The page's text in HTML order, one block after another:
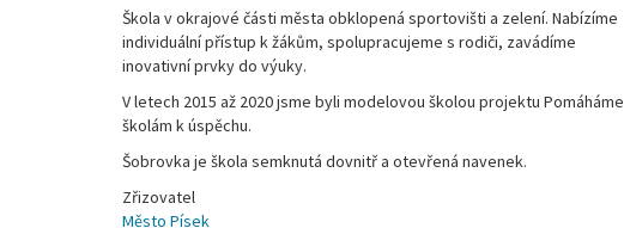
Škola v okrajové části města obklopená sportovišti a zelení. Nabízíme
individuální přístup k žákům, spolupracujeme s rodiči, zavádíme
inovativní prvky do výuky.
V letech 2015 až 2020 jsme byli modelovou školou projektu Pomáháme
školám k úspěchu.
Šobrovka je škola semknutá dovnitř a otevřená navenek.
Zřizovatel
Město Písek